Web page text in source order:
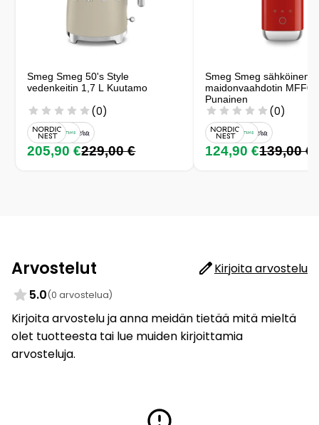
Smeg Smeg 50's Style
vedenkeitin 1,7 L Kuutamo
(0)
205,90 €229,00 €
Smeg Smeg sähköinen
maidonvaahdotin MFF02
Punainen
(0)
124,90 €139,00 €
Arvostelut
Kirjoita arvostelu
5.0(0 arvostelua)
Kirjoita arvostelu ja anna meidän tietää mitä mieltä
olet tuotteesta tai lue muiden kirjoittamia
arvosteluja.